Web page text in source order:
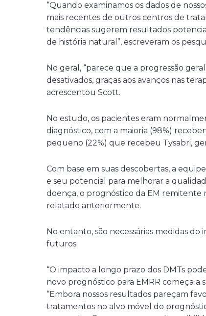
“Quando examinamos os dados de
mais recentes de outros centros de
tendências sugerem resultados
de história natural”, escreveram os
No geral, “parece que a progressão
desativados, graças aos avanços nas
acrescentou Scott.
No estudo, os pacientes eram
diagnóstico, com a maioria (98%)
pequeno (22%) que recebeu Tysabri,
Com base em suas descobertas, a
e seu potencial para melhorar a
doença, o prognóstico da EM
relatado anteriormente.
No entanto, são necessárias medidas
futuros.
“O impacto a longo prazo dos DMTs
novo prognóstico para EMRR começa a
“Embora nossos resultados pareçam
tratamentos no alvo móvel do